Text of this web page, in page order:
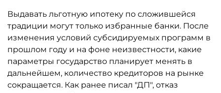
Выдавать льготную ипотеку по сложившейся
традиции могут только избранные банки. После
изменения условий субсидируемых программ в
прошлом году и на фоне неизвестности, какие
параметры государство планирует менять в
дальнейшем, количество кредиторов на рынке
сокращается. Как ранее писал "ДП", отказ